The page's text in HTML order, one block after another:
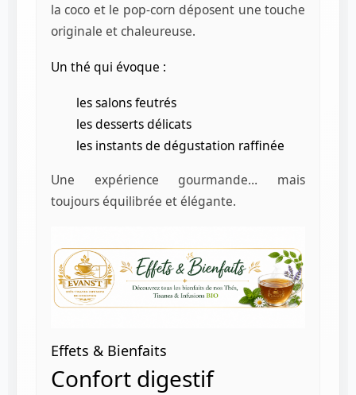
la coco et le pop-corn déposent une touche
originale et chaleureuse.
Un thé qui évoque :
les salons feutrés
les desserts délicats
les instants de dégustation raffinée
Une expérience gourmande… mais
toujours équilibrée et élégante.
Effets & Bienfaits
Confort digestif